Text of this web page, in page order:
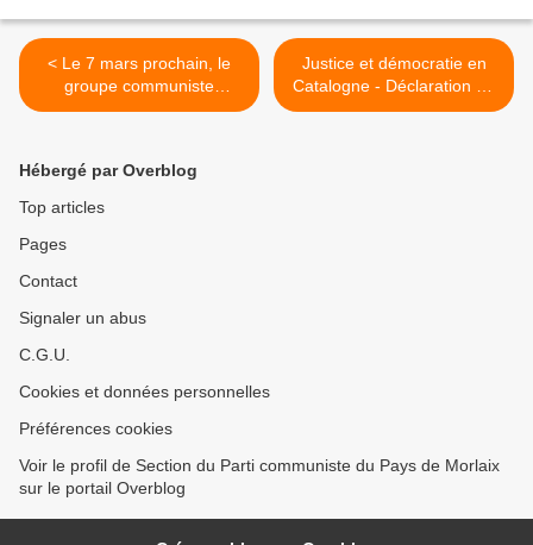
< Le 7 mars prochain, le
groupe communiste
soumettra au vote du Sénat
l’utilisation des LBD dans le
cadre du maintien de
Justice et démocratie en
Catalogne - Déclaration du
PCF : appel au
Hébergé par Overblog
Top articles
Pages
Contact
Signaler un abus
C.G.U.
Cookies et données personnelles
Préférences cookies
Voir le profil de Section du Parti communiste du Pays de Morlaix
sur le portail Overblog